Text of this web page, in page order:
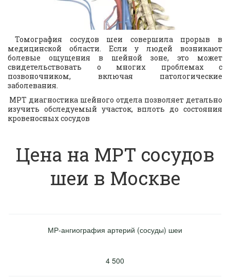
Томография сосудов шеи совершила прорыв в
медицинской области. Если у людей возникают
болевые ощущения в шейной зоне, это может
свидетельствовать о многих проблемах с
позвоночником, включая патологические
заболевания.
МРТ диагностика шейного отдела позволяет детально
изучить обследуемый участок, вплоть до состояния
кровеносных сосудов
Цена на МРТ сосудов
шеи в Москве
МР-ангиография артерий (сосуды) шеи
4 500